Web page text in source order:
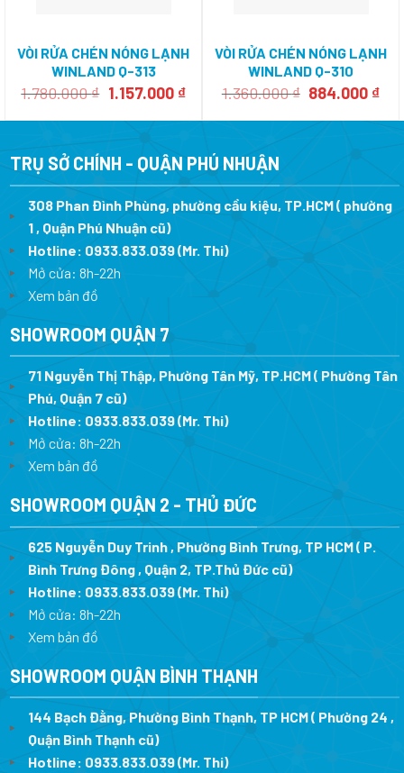
VÒI RỬA CHÉN NÓNG LẠNH
WINLAND Q-313
1.780.000₫ Giá
là:
1.157.000 ₫Giá
tại
1.157.000 ₫.
VÒI RỬA CHÉN NÓNG LẠNH
WINLAND Q-310
1.360.000₫ Giá
là:
884.000 ₫Giá
tại
TRỤ SỞ CHÍNH - QUẬN PHÚ NHUẬN
308 Phan Đình Phùng, phường cầu kiệu, TP.HCM ( phường
1 , Quận Phú Nhuận cũ)
Hotline: 0933.833.039(Mr. Thi)
Mở cửa: 8h-22h
Xem bản đồ
SHOWROOM QUẬN 7
71 Nguyễn Thị Thập, Phường Tân Mỹ, TP.HCM ( Phường Tân
Phú, Quận 7 cũ)
Hotline: 0933.833.039(Mr. Thi)
Mở cửa: 8h-22h
Xem bản đồ
SHOWROOM QUẬN 2 - THỦ ĐỨC
625 Nguyễn Duy Trinh , Phường Bình Trưng, TP HCM ( P.
Bình Trưng Đông , Quận 2, TP.Thủ Đức cũ)
Hotline: 0933.833.039(Mr. Thi)
Mở cửa: 8h-22h
Xem bản đồ
SHOWROOM QUẬN BÌNH THẠNH
144 Bạch Đằng, Phường Bình Thạnh, TP HCM ( Phường 24 ,
Quận Bình Thạnh cũ)
Hotline: 0933.833.039(Mr. Thi)